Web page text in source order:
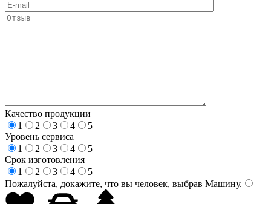
Качество продукции
1
2 3 4
5
Уровень сервиса
1
2 3 4
5
Срок изготовления
1
2 3 4
5
Пожалуйста, докажите, что вы человек, выбрав Машину.